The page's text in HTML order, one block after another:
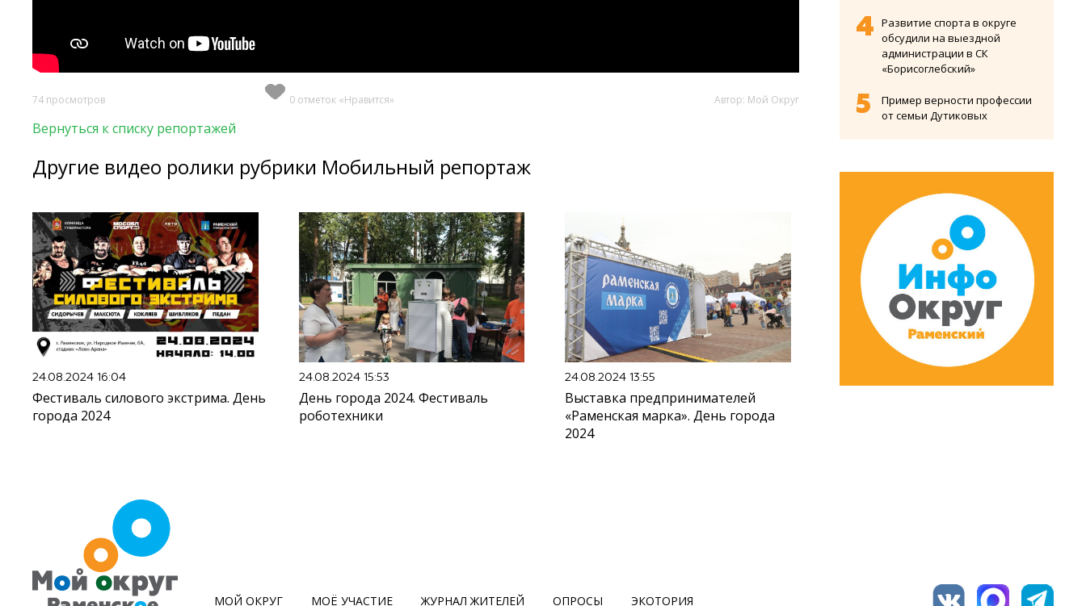
74 просмотров 0 отметок «Нравится» Автор: Мой Округ
Вернуться к списку репортажей
Другие видео ролики рубрики Мобильный репортаж
24.08.2024 16:04
Фестиваль силового экстрима. День
города 2024
24.08.2024 15:53
День города 2024. Фестиваль
роботехники
24.08.2024 13:55
Выставка предпринимателей
«Раменская марка». День города
2024
Развитие спорта в округе
обсудили на выездной
администрации в СК
«Борисоглебский»
Пример верности профессии
от семьи Дутиковых
МОЙ ОКРУГ МОЁ УЧАСТИЕ ЖУРНАЛ ЖИТЕЛЕЙ ОПРОСЫ ЭКОТОРИЯ